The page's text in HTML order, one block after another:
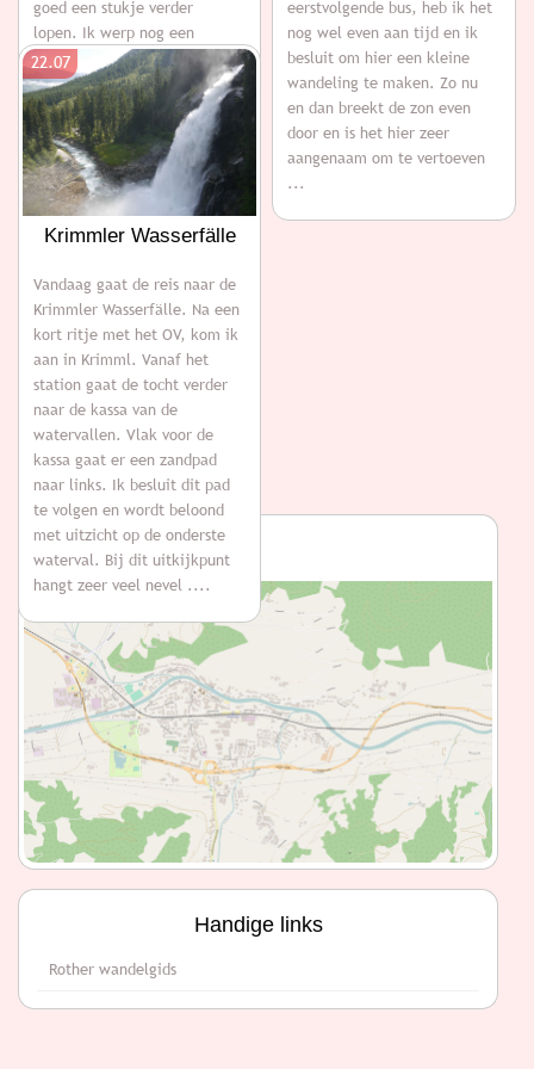
Kaart
Handige links
Rother wandelgids
eerstvolgende bus, heb ik het
nog wel even aan tijd en ik
besluit om hier een kleine
wandeling te maken. Zo nu
en dan breekt de zon even
door en is het hier zeer
aangenaam om te vertoeven
...
goed een stukje verder
lopen. Ik werp nog een
laatste blik achterom en zie
dat het steeds drukker wordt
bij het uitkijkplatform van
de bovenste waterval ...
22.07
Krimmler Wasserfälle
Vandaag gaat de reis naar de
Krimmler Wasserfälle. Na een
kort ritje met het OV, kom ik
aan in Krimml. Vanaf het
station gaat de tocht verder
naar de kassa van de
watervallen. Vlak voor de
kassa gaat er een zandpad
naar links. Ik besluit dit pad
te volgen en wordt beloond
met uitzicht op de onderste
waterval. Bij dit uitkijkpunt
hangt zeer veel nevel ....